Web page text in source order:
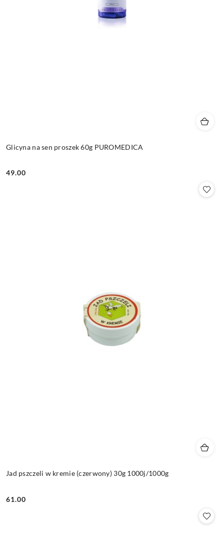
Glicyna na sen proszek 60g PUROMEDICA
Cena:
49.00
Jad pszczeli w kremie (czerwony) 30g 1000j/1000g
Cena:
61.00